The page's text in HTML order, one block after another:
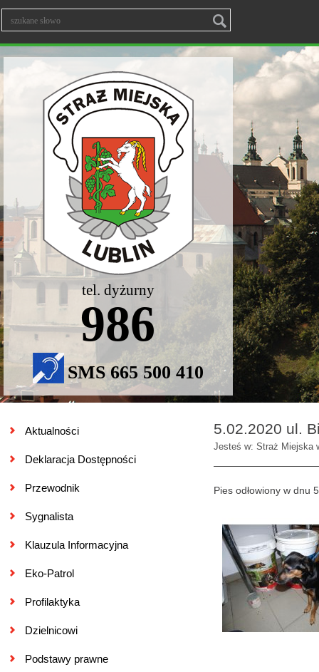
tel. dyżurny
986
SMS 665 500 410
Aktualności
Deklaracja Dostępności
Przewodnik
Sygnalista
Klauzula Informacyjna
Eko-Patrol
Profilaktyka
Dzielnicowi
Podstawy prawne
5.02.2020 ul.
Jesteś w: Straż Miejska
Pies odłowiony w dnu